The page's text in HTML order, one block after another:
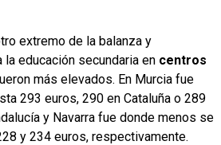
extremo de la balanza y
educación secundaria en centros
más elevados. En Murcia fue
293 euros, 290 en Cataluña o 289
y Navarra fue donde menos se
y 234 euros, respectivamente.